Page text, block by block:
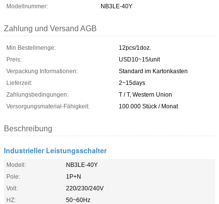
Modellnummer:
NB3LE-40Y
Zahlung und Versand AGB
Min Bestellmenge:
12pcs/1doz.
Preis:
USD10~15/unit
Verpackung Informationen:
Standard im Kartonkasten
Lieferzeit:
2~15days
Zahlungsbedingungen:
T / T, Western Union
Versorgungsmaterial-Fähigkeit:
100.000 Stück / Monat
Beschreibung
Industrieller Leistungsschalter
Modell:
NB3LE-40Y
Pole:
1P+N
Volt:
220/230/240V
HZ:
50~60Hz